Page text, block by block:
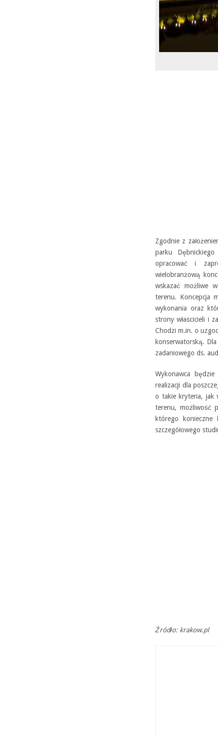
Zgodnie z
parku
opracować i
wielobranżową
wskazać możliwe
terenu. Koncepcja
wykonania oraz
strony właścicieli i
Chodzi m.in. o
konserwatorską.
zadaniowego ds.
Wykonawca
realizacji dla
o takie kryteria, jak
terenu, możliwość
którego
szczegółowego
Źródło: krakow.pl